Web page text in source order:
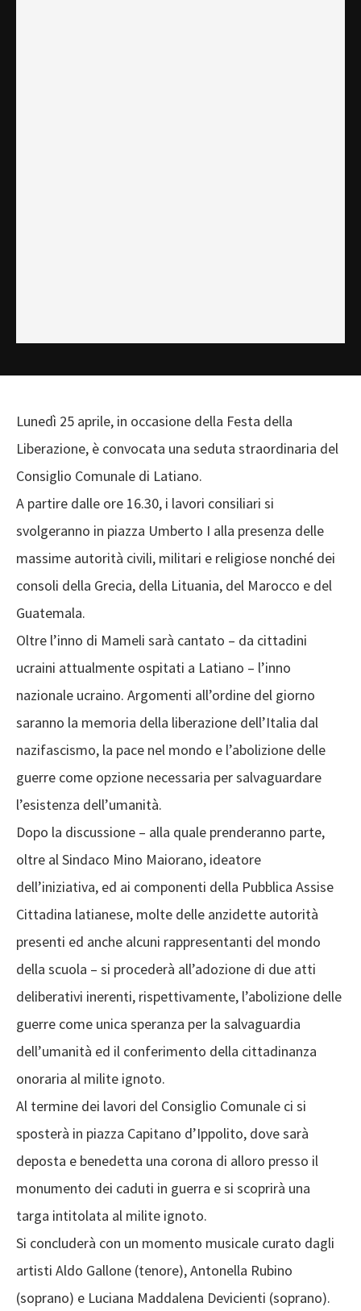
Lunedì 25 aprile, in occasione della Festa della
Liberazione, è convocata una seduta straordinaria del
Consiglio Comunale di Latiano.
A partire dalle ore 16.30, i lavori consiliari si
svolgeranno in piazza Umberto I alla presenza delle
massime autorità civili, militari e religiose nonché dei
consoli della Grecia, della Lituania, del Marocco e del
Guatemala.
Oltre l’inno di Mameli sarà cantato – da cittadini
ucraini attualmente ospitati a Latiano – l’inno
nazionale ucraino. Argomenti all’ordine del giorno
saranno la memoria della liberazione dell’Italia dal
nazifascismo, la pace nel mondo e l’abolizione delle
guerre come opzione necessaria per salvaguardare
l’esistenza dell’umanità.
Dopo la discussione – alla quale prenderanno parte,
oltre al Sindaco Mino Maiorano, ideatore
dell’iniziativa, ed ai componenti della Pubblica Assise
Cittadina latianese, molte delle anzidette autorità
presenti ed anche alcuni rappresentanti del mondo
della scuola – si procederà all’adozione di due atti
deliberativi inerenti, rispettivamente, l’abolizione delle
guerre come unica speranza per la salvaguardia
dell’umanità ed il conferimento della cittadinanza
onoraria al milite ignoto.
Al termine dei lavori del Consiglio Comunale ci si
sposterà in piazza Capitano d’Ippolito, dove sarà
deposta e benedetta una corona di alloro presso il
monumento dei caduti in guerra e si scoprirà una
targa intitolata al milite ignoto.
Si concluderà con un momento musicale curato dagli
artisti Aldo Gallone (tenore), Antonella Rubino
(soprano) e Luciana Maddalena Devicienti (soprano).